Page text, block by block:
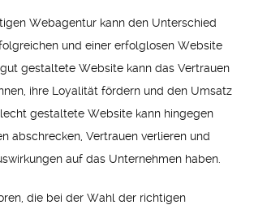
Webagentur kann den Unterschied
und einer erfolglosen Website
gestaltete Website kann das Vertrauen
ihre Loyalität fördern und den Umsatz
gestaltete Website kann hingegen
abschrecken, Vertrauen verlieren und
auf das Unternehmen haben.
die bei der Wahl der richtigen